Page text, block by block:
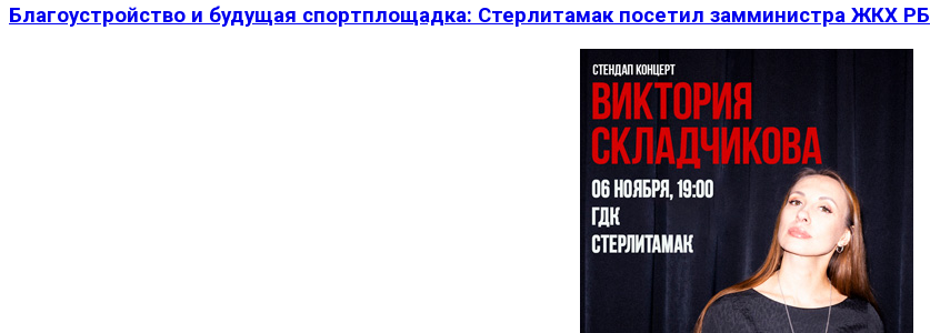
Благоустройство и будущая спортплощадка: Стерлитамак посетил замминистра ЖКХ РБ